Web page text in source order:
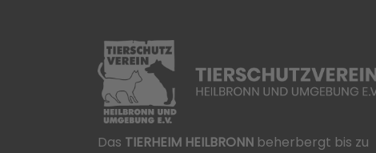
Das TIERHEIM HEILBRONN beherbergt bis zu